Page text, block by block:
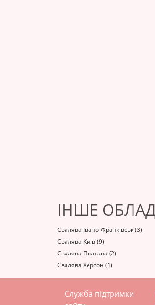
ІНШЕ
Свалява Івано-Франківськ (3)
Свалява Київ (9)
Свалява Полтава (2)
Свалява Херсон (1)
Служба підтримки